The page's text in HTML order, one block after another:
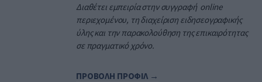
Διαθέτει εμπειρία στην συγγραφή online
περιεχομένου, τη διαχείριση ειδησεογραφικής
ύλης και την παρακολούθηση της επικαιρότητας
σε πραγματικό χρόνο.
ΠΡΟΒΟΛΗ ΠΡΟΦΙΛ →